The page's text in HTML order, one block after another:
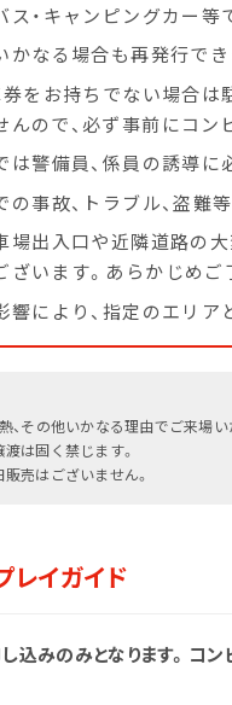
ス・キャンピングカー等
かなる場合も再発行で
券をお持ちでない場合
んので、必ず事前にコ
は警備員、係員の誘導に
の事故、トラブル、盗難
場出入口や近隣道路の
ざいます。あらかじめご
響により、指定のエリ
、その他いかなる理由でご来場
は固く禁じます。
売はございません。
レイガイド
込みのみとなります。コ